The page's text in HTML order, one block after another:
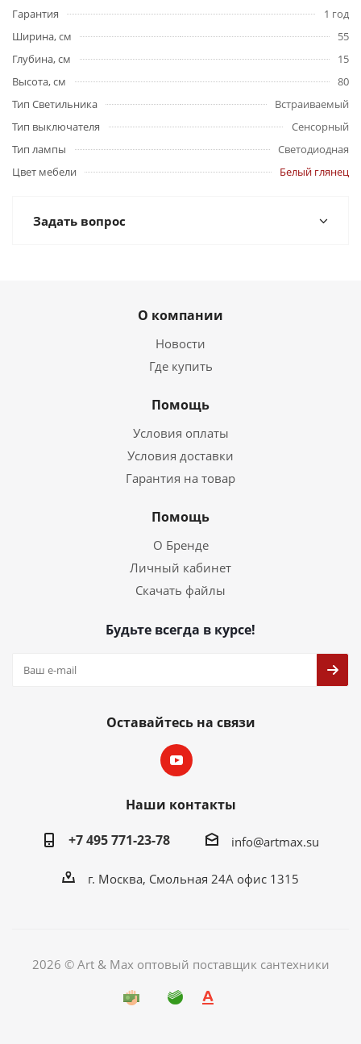
Гарантия
1 год
Ширина, см
55
Глубина, см
15
Высота, см
80
Тип Светильника
Встраиваемый
Тип выключателя
Сенсорный
Тип лампы
Светодиодная
Цвет мебели
Белый глянец
Задать вопрос
О компании
Новости
Где купить
Помощь
Условия оплаты
Условия доставки
Гарантия на товар
Помощь
О Бренде
Личный кабинет
Скачать файлы
Будьте всегда в курсе!
Оставайтесь на связи
Наши контакты
+7 495 771-23-78
info@artmax.su
г. Москва, Смольная 24А офис 1315
2026 © Art & Max оптовый поставщик сантехники